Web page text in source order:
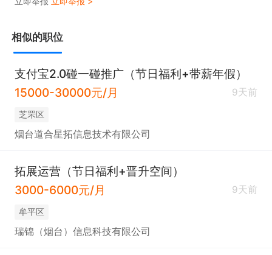
相似的职位
支付宝2.0碰一碰推广（节日福利+带薪年假）
15000-30000元/月
9天前
芝罘区
烟台道合星拓信息技术有限公司
拓展运营（节日福利+晋升空间）
3000-6000元/月
9天前
牟平区
瑞锦（烟台）信息科技有限公司